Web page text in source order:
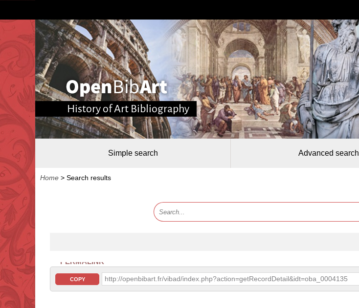
History of Art Bibliography
Simple search Advanced search
Home > Search results
PERMALINK
COPY http://openbibart.fr/vibad/index.php?action=getRecordDetail&idt=oba_0004135